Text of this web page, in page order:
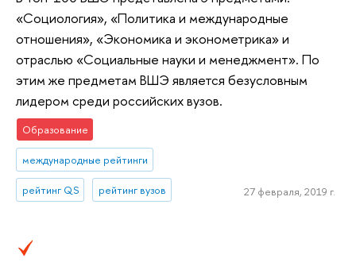
«Социология», «Политика и международные
отношения», «Экономика и эконометрика» и
отраслью «Социальные науки и менеджмент». По
этим же предметам ВШЭ является безусловным
лидером среди российских вузов.
Образование
международные рейтинги
рейтинг QS рейтинг вузов 27 февраля, 2019 г.